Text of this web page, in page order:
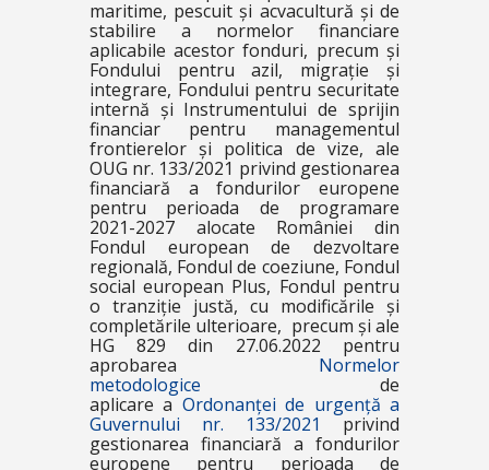
maritime, pescuit și acvacultură și de
stabilire a normelor financiare
aplicabile acestor fonduri, precum și
Fondului pentru azil, migrație și
integrare, Fondului pentru securitate
internă și Instrumentului de sprijin
financiar pentru managementul
frontierelor și politica de vize, ale
OUG nr. 133/2021 privind gestionarea
financiară a fondurilor europene
pentru perioada de programare
2021-2027 alocate României din
Fondul european de dezvoltare
regională, Fondul de coeziune, Fondul
social european Plus, Fondul pentru
o tranziție justă, cu modificările și
completările ulterioare, precum și ale
HG 829 din 27.06.2022 pentru
aprobarea Normelor
metodologice de
aplicare a Ordonanței de urgență a
Guvernului nr. 133/2021
privind
gestionarea financiară a fondurilor
europene pentru perioada de